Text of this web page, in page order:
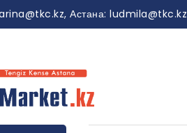
@tkc.kz, Астана: ludmila@tkc.kz